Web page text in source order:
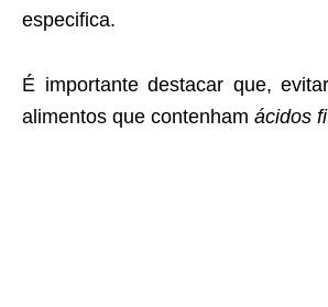
especifica.
É importante destacar que,
alimentos que contenham ácidos